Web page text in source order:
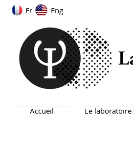
Fr Eng
Accueil Le laboratoire